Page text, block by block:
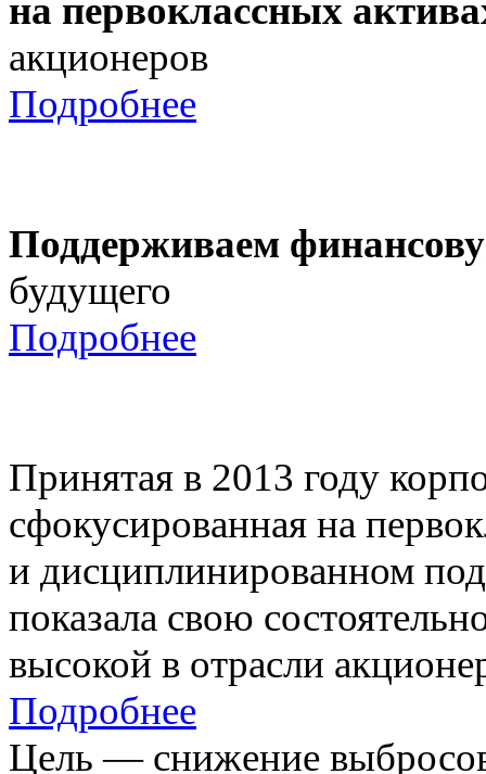
на первоклассных
акционеров
Подробнее
Поддерживаем
будущего
Подробнее
Принятая в 2013 году
сфокусированная на
и дисциплинированном
показала свою
высокой в отрасли
Подробнее
Цель — снижение